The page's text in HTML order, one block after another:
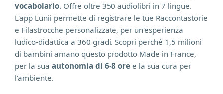
vocabolario. Offre oltre 350 audiolibri in 7 lingue.
L'app Lunii permette di registrare le tue Raccontastorie
e Filastrocche personalizzate, per un'esperienza
ludico-didattica a 360 gradi. Scopri perché 1,5 milioni
di bambini amano questo prodotto Made in France,
per la sua autonomia di 6-8 ore e la sua cura per
l'ambiente.